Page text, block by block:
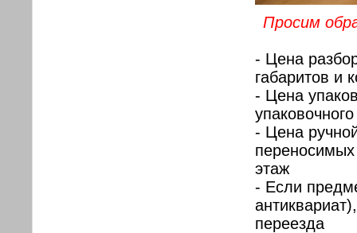
Просим
- Цена
габаритов и
- Цена
- Цена
этаж
- Если
переезда